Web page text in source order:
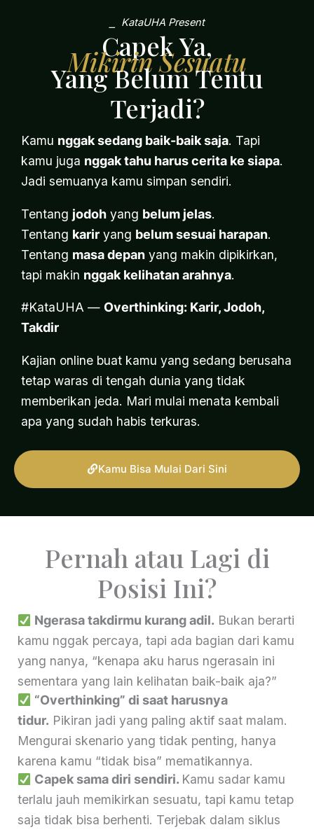
⎯ KataUHA Present
Capek Ya,
Mikirin Sesuatu
Yang Belum Tentu
Terjadi?
Kamu nggak sedang baik-baik saja. Tapi
kamu juga nggak tahu harus cerita ke siapa.
Jadi semuanya kamu simpan sendiri.
Tentang jodoh yang belum jelas.
Tentang karir yang belum sesuai harapan.
Tentang masa depan yang makin dipikirkan,
tapi makin nggak kelihatan arahnya.
#KataUHA — Overthinking: Karir, Jodoh,
Takdir
Kajian online buat kamu yang sedang berusaha
tetap waras di tengah dunia yang tidak
memberikan jeda. Mari mulai menata kembali
apa yang sudah habis terkuras.
Kamu Bisa Mulai Dari Sini
Pernah atau Lagi di
Posisi Ini?
Ngerasa takdirmu kurang adil. Bukan berarti
kamu nggak percaya, tapi ada bagian dari kamu
yang nanya, “kenapa aku harus ngerasain ini
sementara yang lain kelihatan baik-baik aja?”
“Overthinking” di saat harusnya
tidur. Pikiran jadi yang paling aktif saat malam.
Mengurai skenario yang tidak penting, hanya
karena kamu “tidak bisa” mematikannya.
Capek sama diri sendiri. Kamu sadar kamu
terlalu jauh memikirkan sesuatu, tapi kamu tetap
saja tidak bisa berhenti. Terjebak dalam siklus